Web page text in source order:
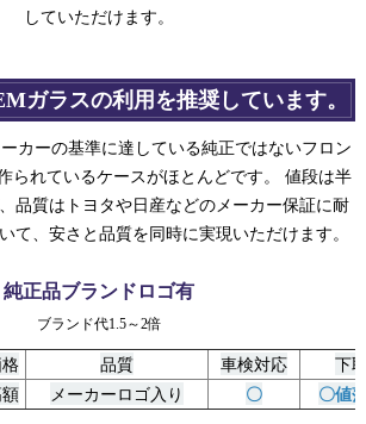
していただけます。
ガラスの利用を推奨しています。
カーの基準に達している純正ではないフロン
られているケースがほとんどです。 値段は半
品質はトヨタや日産などのメーカー保証に耐
て、安さと品質を同時に実現いただけます。
純正品ブランドロゴ有
ブランド代1.5～2倍
品質 車検対応
下
メーカーロゴ入り 〇 〇値